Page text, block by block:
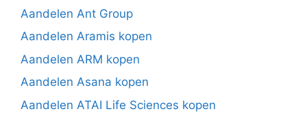
Aandelen Ant Group
Aandelen Aramis kopen
Aandelen ARM kopen
Aandelen Asana kopen
Aandelen ATAI Life Sciences kopen